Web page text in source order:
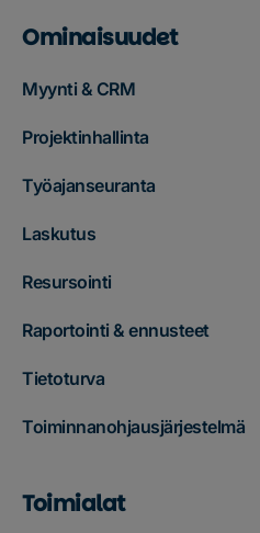
Ominaisuudet
Myynti & CRM
Projektinhallinta
Työajanseuranta
Laskutus
Resursointi
Raportointi & ennusteet
Tietoturva
Toiminnanohjausjärjestelmä
Toimialat